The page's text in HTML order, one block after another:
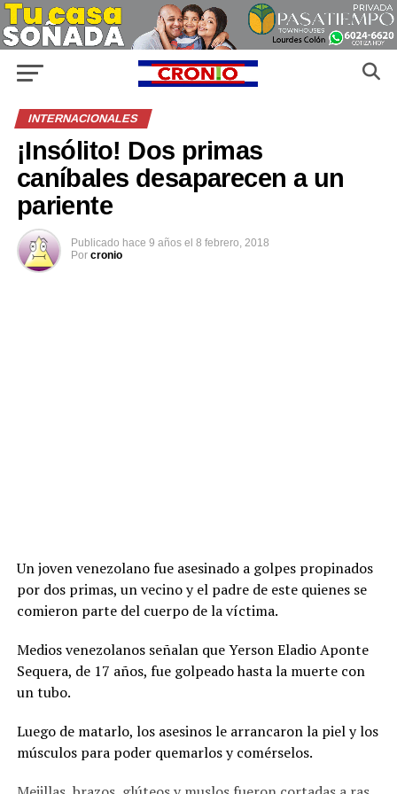
INTERNACIONALES
¡Insólito! Dos primas
caníbales desaparecen a un
pariente
Publicado hace 9 años el 8 febrero, 2018
Por cronio
Un joven venezolano fue asesinado a golpes propinados
por dos primas, un vecino y el padre de este quienes se
comieron parte del cuerpo de la víctima.
Medios venezolanos señalan que Yerson Eladio Aponte
Sequera, de 17 años, fue golpeado hasta la muerte con
un tubo.
Luego de matarlo, los asesinos le arrancaron la piel y los
músculos para poder quemarlos y comérselos.